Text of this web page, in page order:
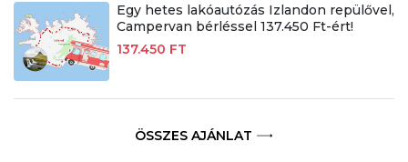
Egy hetes lakóautózás Izlandon repülővel,
Campervan bérléssel 137.450 Ft-ért!
137.450 FT
ÖSSZES AJÁNLAT